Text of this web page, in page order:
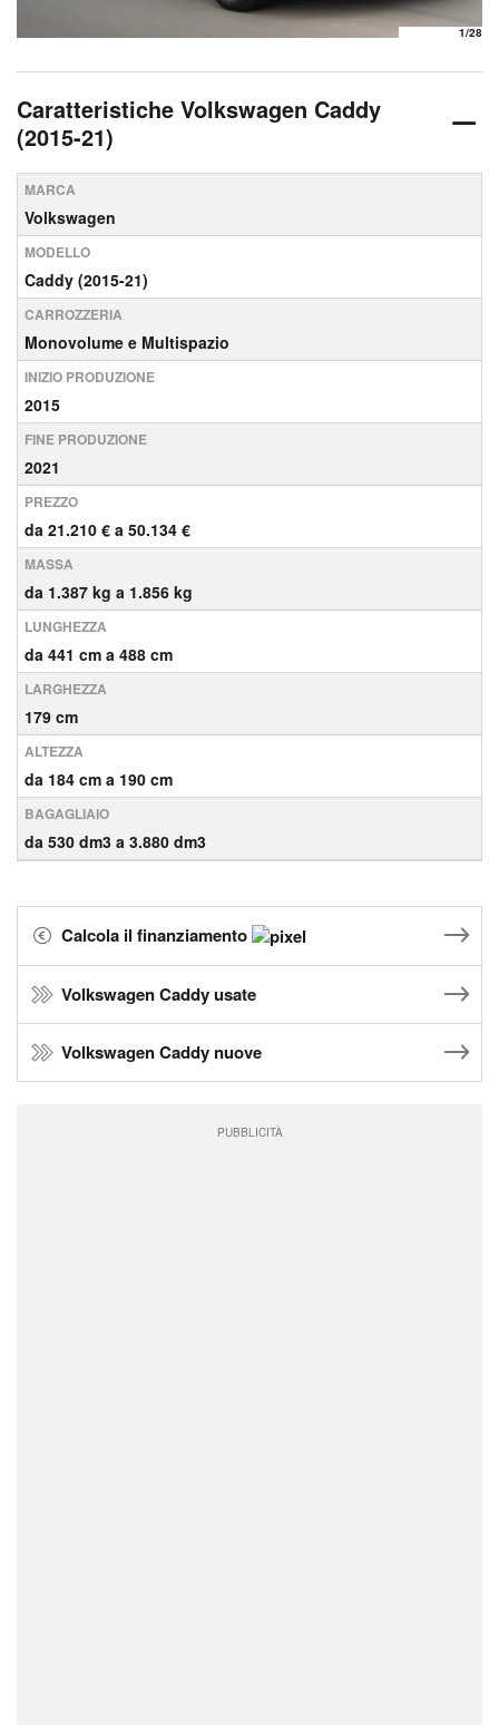
1/28
Caratteristiche Volkswagen Caddy
(2015-21)
MARCA
Volkswagen
MODELLO
Caddy (2015-21)
CARROZZERIA
Monovolume e Multispazio
INIZIO PRODUZIONE
2015
FINE PRODUZIONE
2021
PREZZO
da 21.210 € a 50.134 €
MASSA
da 1.387 kg a 1.856 kg
LUNGHEZZA
da 441 cm a 488 cm
LARGHEZZA
179 cm
ALTEZZA
da 184 cm a 190 cm
BAGAGLIAIO
da 530 dm3 a 3.880 dm3
Calcola il finanziamento
Volkswagen Caddy usate
Volkswagen Caddy nuove
PUBBLICITÀ